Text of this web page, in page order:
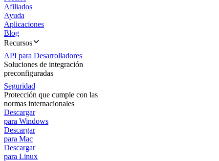
Afiliados
Ayuda
Aplicaciones
Blog
Recursos
API para Desarrolladores
Soluciones de integración
preconfiguradas
Seguridad
Protección que cumple con las
normas internacionales
Descargar
para Windows
Descargar
para Mac
Descargar
para Linux